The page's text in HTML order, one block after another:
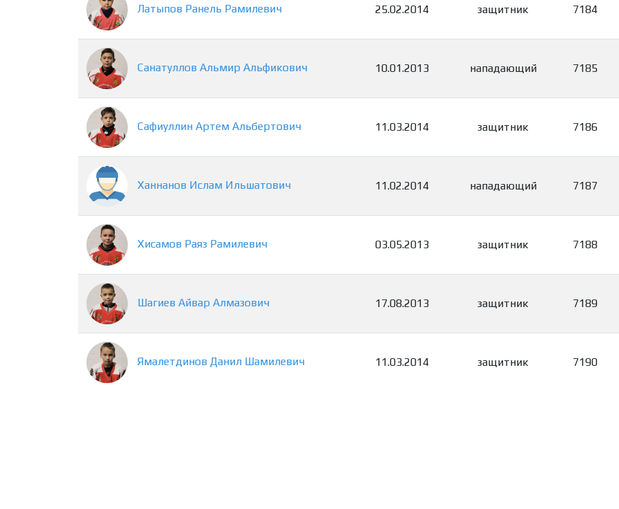
Латыпов Ранель Рамилевич 25.02.2014 защитник 7184
Санатуллов Альмир Альфикович 10.01.2013 нападающий 7185
Сафиуллин Артем Альбертович 11.03.2014 защитник 7186
Ханнанов Ислам Ильшатович 11.02.2014 нападающий 7187
Хисамов Раяз Рамилевич 03.05.2013 защитник 7188
Шагиев Айвар Алмазович 17.08.2013 защитник 7189
Ямалетдинов Данил Шамилевич 11.03.2014 защитник 7190